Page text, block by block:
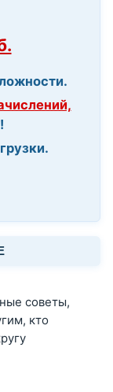
!
советы,
кто